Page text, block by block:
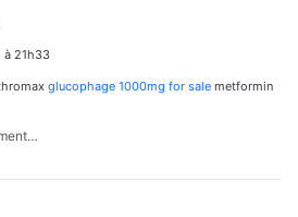
à 21h33
glucophage 1000mg for sale metformin